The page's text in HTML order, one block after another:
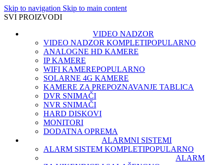
Skip to navigation Skip to main content
SVI PROIZVODI
VIDEO NADZOR
VIDEO NADZOR KOMPLETIPOPULARNO
ANALOGNE HD KAMERE
IP KAMERE
WIFI KAMEREPOPULARNO
SOLARNE 4G KAMERE
KAMERE ZA PREPOZNAVANJE TABLICA
DVR SNIMAČI
NVR SNIMAČI
HARD DISKOVI
MONITORI
DODATNA OPREMA
ALARMNI SISTEMI
ALARM SISTEM KOMPLETIPOPULARNO
ALARM